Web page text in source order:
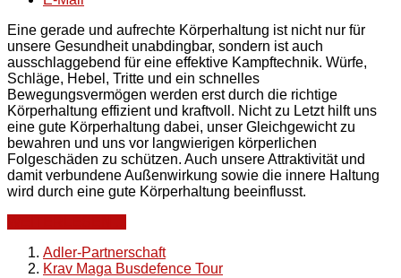
Eine gerade und aufrechte Körperhaltung ist nicht nur für
unsere Gesundheit unabdingbar, sondern ist auch
ausschlaggebend für eine effektive Kampftechnik. Würfe,
Schläge, Hebel, Tritte und ein schnelles
Bewegungsvermögen werden erst durch die richtige
Körperhaltung effizient und kraftvoll. Nicht zu Letzt hilft uns
eine gute Körperhaltung dabei, unser Gleichgewicht zu
bewahren und uns vor langwierigen körperlichen
Folgeschäden zu schützen. Auch unsere Attraktivität und
damit verbundene Außenwirkung sowie die innere Haltung
wird durch eine gute Körperhaltung beeinflusst.
Adler-Partnerschaft
Krav Maga Busdefence Tour